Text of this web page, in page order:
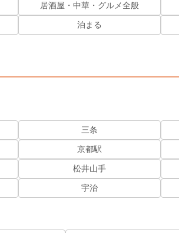
居酒屋・中華・グルメ全般
泊まる
三条
京都駅
松井山手
宇治